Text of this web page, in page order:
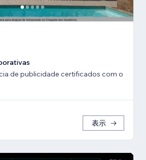
de publicidade certificados com o
表示